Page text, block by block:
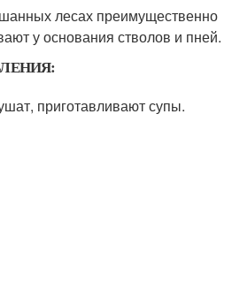
лесах преимущественно
у основания стволов и пней.
приготавливают супы.